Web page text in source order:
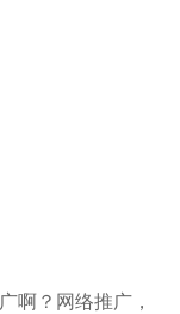
啊？网络推广，